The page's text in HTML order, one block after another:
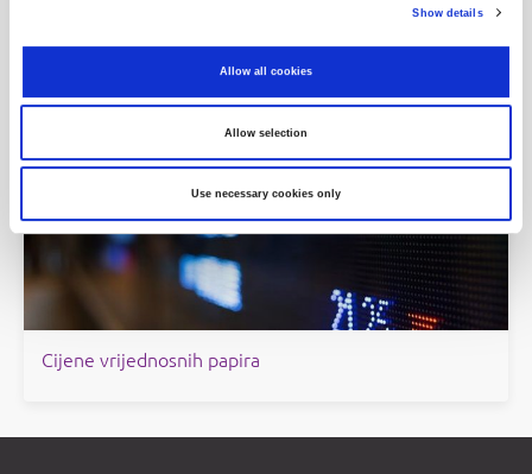
Show details
Allow all cookies
Allow selection
Use necessary cookies only
Cijene vrijednosnih papira